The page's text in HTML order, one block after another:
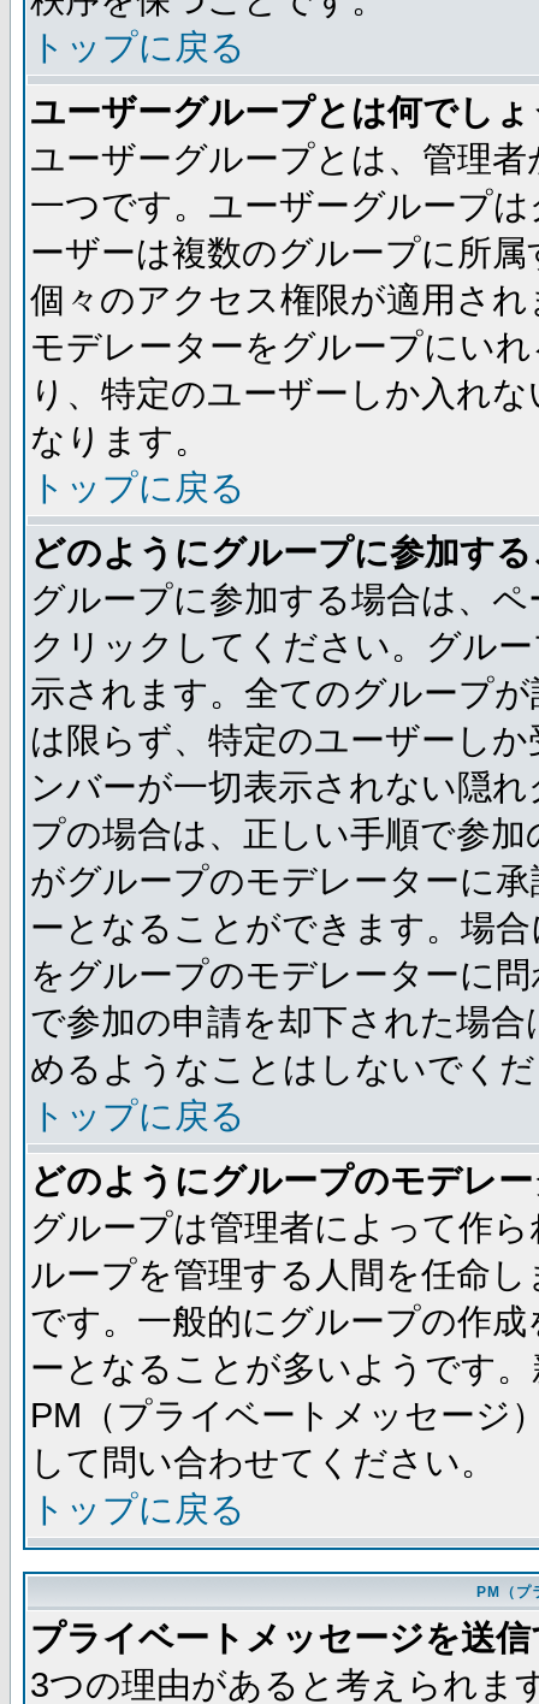
トップに戻る
ユーザーグループとは何でし
ユーザーグループとは、管理
一つです。ユーザーグループ
ーザーは複数のグループに所
個々のアクセス権限が適用さ
モデレーターをグループにい
り、特定のユーザーしか入れ
なります。
トップに戻る
どのようにグループに参加す
グループに参加する場合は、
クリックしてください。グル
示されます。全てのグループ
は限らず、特定のユーザーし
ンバーが一切表示されない隠
プの場合は、正しい手順で参
がグループのモデレーターに
ーとなることができます。場
をグループのモデレーターに
で参加の申請を却下された場
めるようなことはしないでく
トップに戻る
どのようにグループのモデレ
グループは管理者によって作
ループを管理する人間を任命
です。一般的にグループの作
ーとなることが多いようです
PM（プライベートメッセージ
して問い合わせてください。
トップに戻る
PM（プ
プライベートメッセージを送
3つの理由があると考えられま